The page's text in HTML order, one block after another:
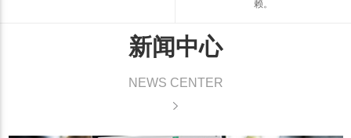
赖。
新闻中心
NEWS CENTER